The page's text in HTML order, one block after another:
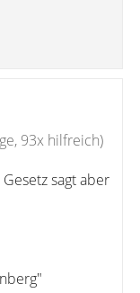
93x hilfreich)
sagt aber